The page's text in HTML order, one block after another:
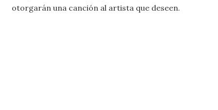
otorgarán una canción al artista que deseen.